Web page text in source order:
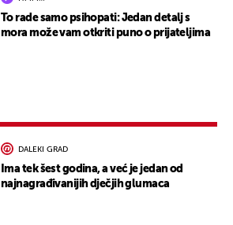
To rade samo psihopati: Jedan detalj s
mora može vam otkriti puno o prijateljima
DALEKI GRAD
Ima tek šest godina, a već je jedan od
najnagrađivanijih dječjih glumaca